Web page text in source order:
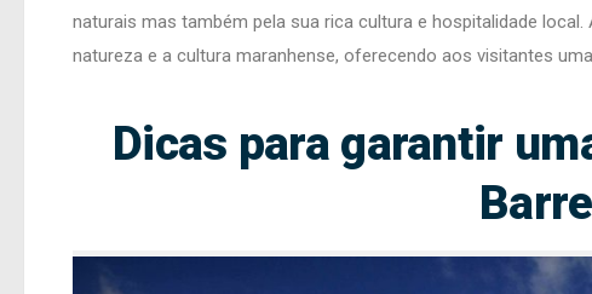
naturais mas também pela sua rica cultura e hospitalidade
natureza e a cultura maranhense, oferecendo aos visitantes
Dicas para garantir